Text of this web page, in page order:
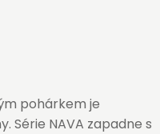
pohárkem je
Série NAVA zapadne s